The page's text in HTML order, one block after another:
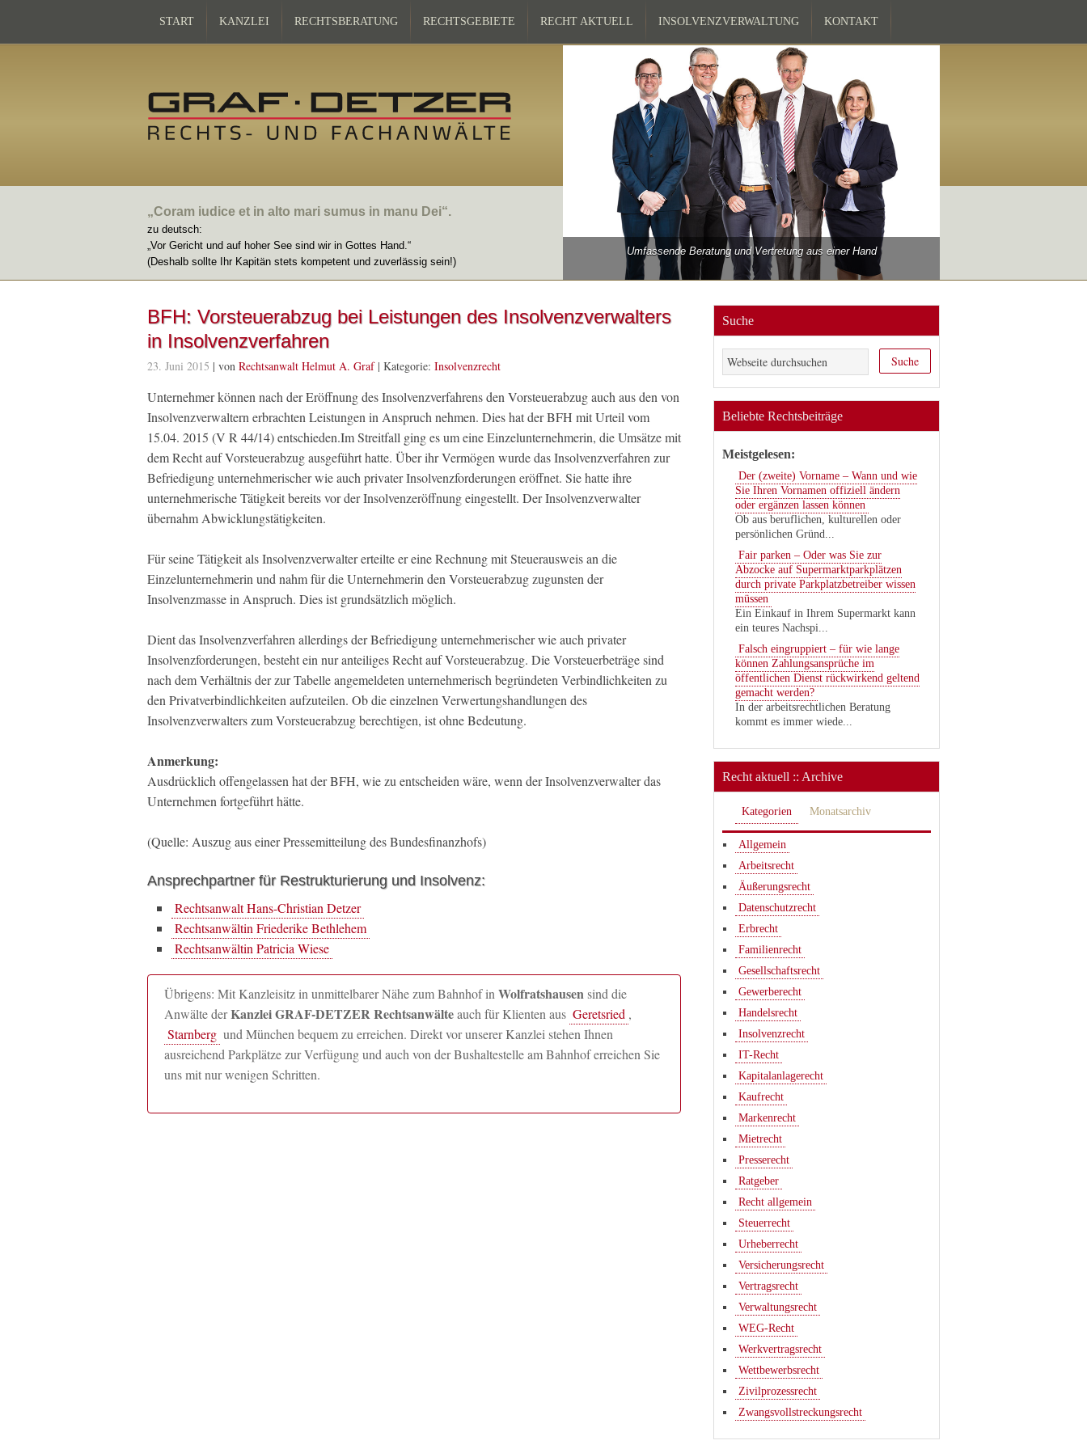
START KANZLEI RECHTSBERATUNG RECHTSGEBIETE RECHT AKTUELL INSOLVENZVERWALTUNG KONTAKT
„Coram iudice et in alto mari sumus in manu Dei“.
zu deutsch:
„Vor Gericht und auf hoher See sind wir in Gottes Hand.“
(Deshalb sollte Ihr Kapitän stets kompetent und zuverlässig sein!)
Umfassende Beratung und Vertretung aus einer Hand
BFH: Vorsteuerabzug bei Leistungen des Insolvenzverwalters
in Insolvenzverfahren
23. Juni 2015 | von Rechtsanwalt Helmut A. Graf| Kategorie: Insolvenzrecht
Unternehmer können nach der Eröffnung des Insolvenzverfahrens den Vorsteuerabzug auch aus den von
Insolvenzverwaltern erbrachten Leistungen in Anspruch nehmen. Dies hat der BFH mit Urteil vom
15.04. 2015 (V R 44/14) entschieden.Im Streitfall ging es um eine Einzelunternehmerin, die Umsätze mit
dem Recht auf Vorsteuerabzug ausgeführt hatte. Über ihr Vermögen wurde das Insolvenzverfahren zur
Befriedigung unternehmerischer wie auch privater Insolvenzforderungen eröffnet. Sie hatte ihre
unternehmerische Tätigkeit bereits vor der Insolvenzeröffnung eingestellt. Der Insolvenzverwalter
übernahm Abwicklungstätigkeiten.
Für seine Tätigkeit als Insolvenzverwalter erteilte er eine Rechnung mit Steuerausweis an die
Einzelunternehmerin und nahm für die Unternehmerin den Vorsteuerabzug zugunsten der
Insolvenzmasse in Anspruch. Dies ist grundsätzlich möglich.
Dient das Insolvenzverfahren allerdings der Befriedigung unternehmerischer wie auch privater
Insolvenzforderungen, besteht ein nur anteiliges Recht auf Vorsteuerabzug. Die Vorsteuerbeträge sind
nach dem Verhältnis der zur Tabelle angemeldeten unternehmerisch begründeten Verbindlichkeiten zu
den Privatverbindlichkeiten aufzuteilen. Ob die einzelnen Verwertungshandlungen des
Insolvenzverwalters zum Vorsteuerabzug berechtigen, ist ohne Bedeutung.
Anmerkung:
Ausdrücklich offengelassen hat der BFH, wie zu entscheiden wäre, wenn der Insolvenzverwalter das
Unternehmen fortgeführt hätte.
(Quelle: Auszug aus einer Pressemitteilung des Bundesfinanzhofs)
Ansprechpartner für Restrukturierung und Insolvenz:
Rechtsanwalt Hans-Christian Detzer
Rechtsanwältin Friederike Bethlehem
Rechtsanwältin Patricia Wiese
Übrigens: Mit Kanzleisitz in unmittelbarer Nähe zum Bahnhof in Wolfratshausensind die
Anwälte derKanzlei GRAF-DETZER Rechtsanwälteauch für Klienten aus Geretsried ,
Starnberg und München bequem zu erreichen. Direkt vor unserer Kanzlei stehen Ihnen
ausreichend Parkplätze zur Verfügung und auch von der Bushaltestelle am Bahnhof erreichen Sie
uns mit nur wenigen Schritten.
Suche
Beliebte Rechtsbeiträge
Meistgelesen:
Der (zweite) Vorname – Wann und wie
Sie Ihren Vornamen offiziell ändern
oder ergänzen lassen können
Ob aus beruflichen, kulturellen oder
persönlichen Gründ...
Fair parken – Oder was Sie zur
Abzocke auf Supermarktparkplätzen
durch private Parkplatzbetreiber wissen
müssen
Ein Einkauf in Ihrem Supermarkt kann
ein teures Nachspi...
Falsch eingruppiert – für wie lange
können Zahlungsansprüche im
öffentlichen Dienst rückwirkend geltend
gemacht werden?
In der arbeitsrechtlichen Beratung
kommt es immer wiede...
Recht aktuell :: Archive
Kategorien Monatsarchiv
Allgemein
Arbeitsrecht
Äußerungsrecht
Datenschutzrecht
Erbrecht
Familienrecht
Gesellschaftsrecht
Gewerberecht
Handelsrecht
Insolvenzrecht
IT-Recht
Kapitalanlagerecht
Kaufrecht
Markenrecht
Mietrecht
Presserecht
Ratgeber
Recht allgemein
Steuerrecht
Urheberrecht
Versicherungsrecht
Vertragsrecht
Verwaltungsrecht
WEG-Recht
Werkvertragsrecht
Wettbewerbsrecht
Zivilprozessrecht
Zwangsvollstreckungsrecht